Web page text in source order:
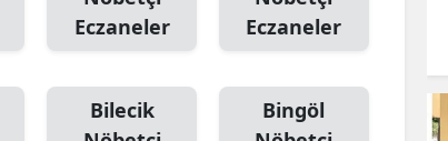
Manisa
Kahramanmaraş
Mardin
Eczaneler
Eczaneler
Bilecik
Bingöl